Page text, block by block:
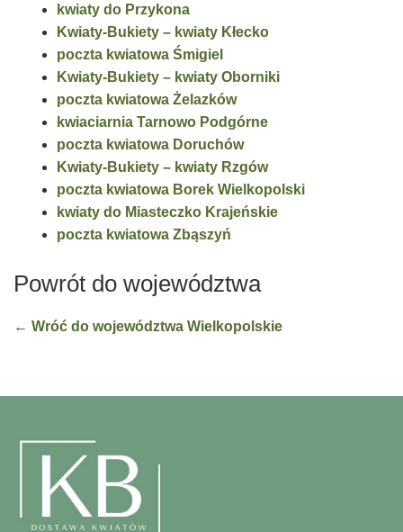
kwiaty do Przykona
Kwiaty-Bukiety – kwiaty Kłecko
poczta kwiatowa Śmigiel
Kwiaty-Bukiety – kwiaty Oborniki
poczta kwiatowa Żelazków
kwiaciarnia Tarnowo Podgórne
poczta kwiatowa Doruchów
Kwiaty-Bukiety – kwiaty Rzgów
poczta kwiatowa Borek Wielkopolski
kwiaty do Miasteczko Krajeńskie
poczta kwiatowa Zbąszyń
Powrót do województwa
← Wróć do województwa Wielkopolskie